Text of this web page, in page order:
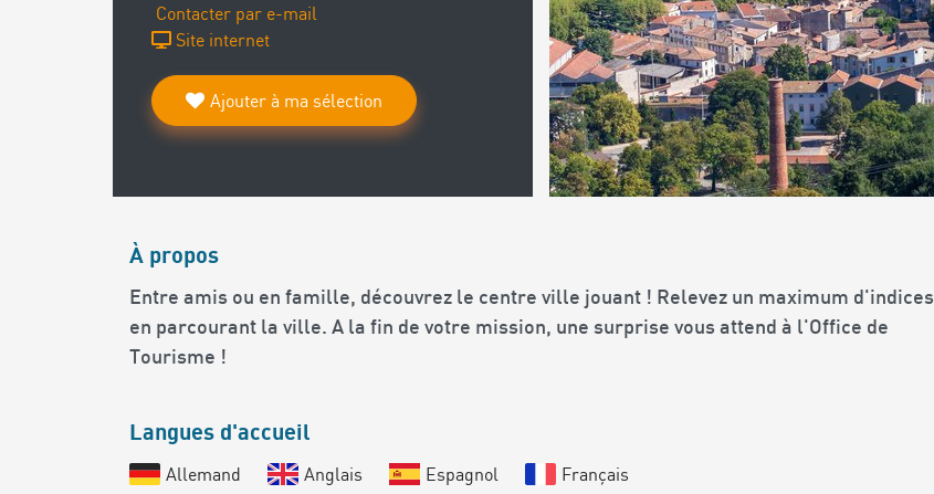
Contacter par e-mail
Site internet
Ajouter à ma sélection
À propos
Entre amis ou en famille, découvrez le centre ville jouant ! Relevez un maximum d'indices
en parcourant la ville. A la fin de votre mission, une surprise vous attend à l'Office de
Tourisme !
Langues d'accueil
Allemand Anglais Espagnol Français